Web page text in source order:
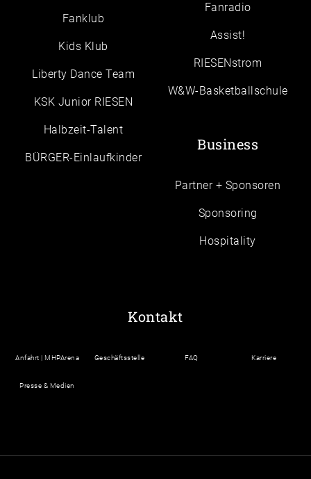
Fanklub
Kids Klub
Liberty Dance Team
KSK Junior RIESEN
Halbzeit-Talent
BÜRGER-Einlaufkinder
Fanradio
Assist!
RIESENstrom
W&W-Basketballschule
Business
Partner + Sponsoren
Sponsoring
Hospitality
Kontakt
Anfahrt | MHPArena Geschäftsstelle FAQ Karriere
Presse & Medien